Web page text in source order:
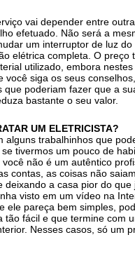
vai depender entre
efetuado. Não será a
um interruptor de luz do
elétrica completa. O preço
utilizado, embora
você siga os seus
que poderiam fazer que a
bastante o seu valor.
UM ELETRICISTA?
alguns trabalhinhos que
tivermos um pouco de
não é um autêntico
contas, as coisas não
deixando a casa pior do que
visto em um vídeo na
ele pareça bem simples,
tão fácil e que termine com
Nesses casos, só um